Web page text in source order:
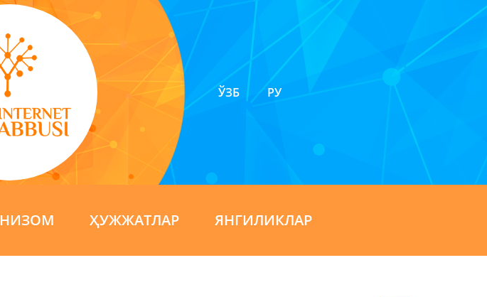
ЎЗБ РУ
НИЗОМ ҲУЖЖАТЛАР ЯНГИЛИКЛАР